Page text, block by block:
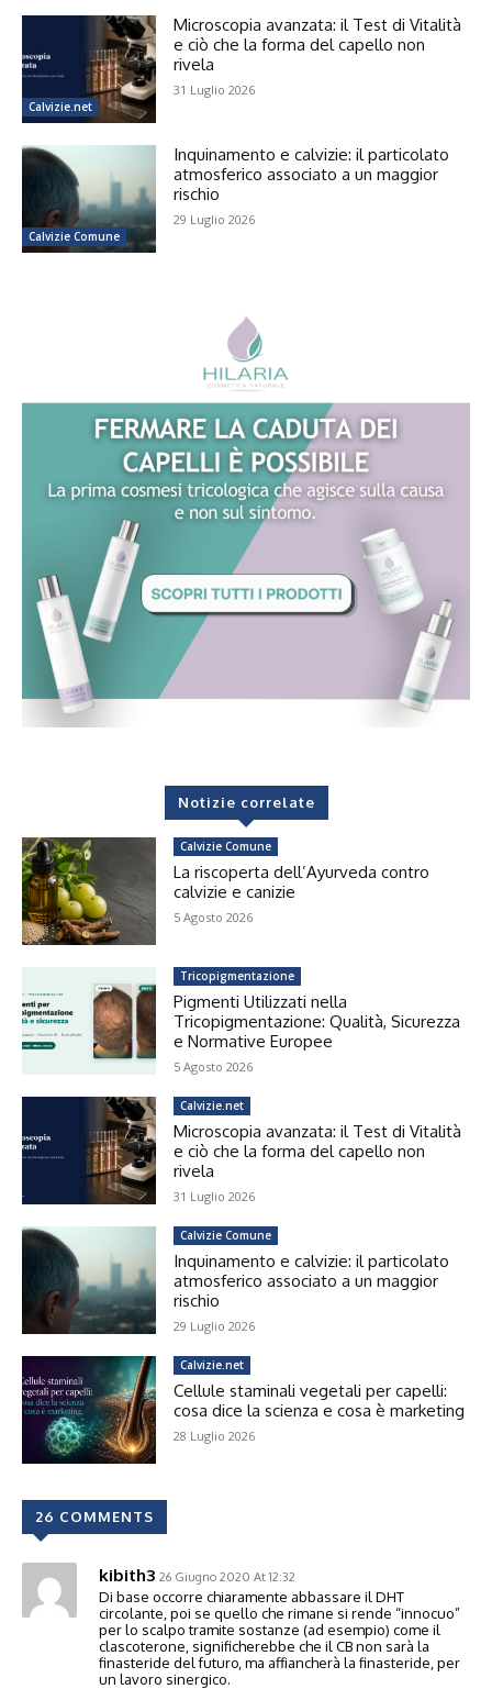
Calvizie.net
Microscopia avanzata: il Test di Vitalità
e ciò che la forma del capello non
rivela
31 Luglio 2026
Calvizie Comune
Inquinamento e calvizie: il particolato
atmosferico associato a un maggior
rischio
29 Luglio 2026
Notizie correlate
Calvizie Comune
La riscoperta dell’Ayurveda contro
calvizie e canizie
5 Agosto 2026
Tricopigmentazione
Pigmenti Utilizzati nella
Tricopigmentazione: Qualità, Sicurezza
e Normative Europee
5 Agosto 2026
Calvizie.net
Microscopia avanzata: il Test di Vitalità
e ciò che la forma del capello non
rivela
31 Luglio 2026
Calvizie Comune
Inquinamento e calvizie: il particolato
atmosferico associato a un maggior
rischio
29 Luglio 2026
Calvizie.net
Cellule staminali vegetali per capelli:
cosa dice la scienza e cosa è marketing
28 Luglio 2026
26 COMMENTS
kibith3 26 Giugno 2020 At 12:32
Di base occorre chiaramente abbassare il DHT
circolante, poi se quello che rimane si rende “innocuo”
per lo scalpo tramite sostanze (ad esempio) come il
clascoterone, significherebbe che il CB non sarà la
finasteride del futuro, ma affiancherà la finasteride, per
un lavoro sinergico.